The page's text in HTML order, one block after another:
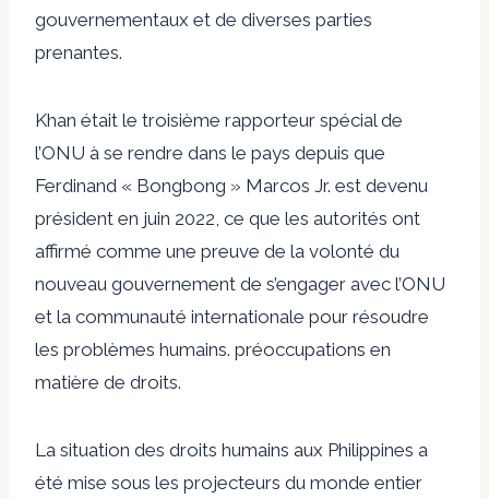
gouvernementaux et de diverses parties
prenantes.
Khan était le troisième rapporteur spécial de
l’ONU à se rendre dans le pays depuis que
Ferdinand « Bongbong » Marcos Jr. est devenu
président en juin 2022, ce que les autorités ont
affirmé comme une preuve de la volonté du
nouveau gouvernement de s’engager avec l’ONU
et la communauté internationale pour résoudre
les problèmes humains. préoccupations en
matière de droits.
La situation des droits humains aux Philippines a
été mise sous les projecteurs du monde entier